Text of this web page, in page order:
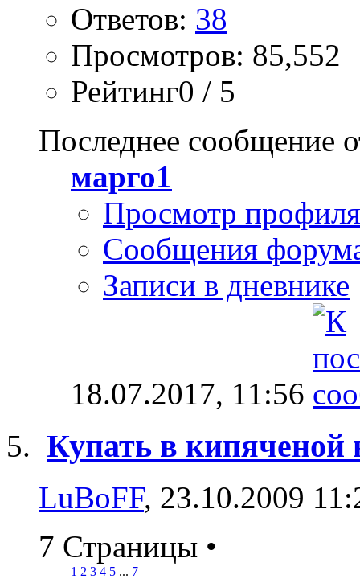
Ответов: 38
Просмотров: 85,552
Рейтинг0 / 5
Последнее сообщение
марго1
Просмотр профиля
Сообщения
Записи в дневнике
18.07.2017, 11:56
Купать в кипяченой
LuBoFF, 23.10.2009
7 Страницы •
1 2 3 4 5 ... 7